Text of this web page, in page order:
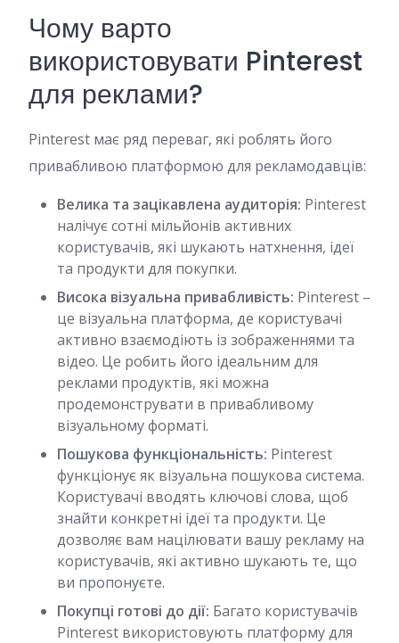
Чому варто
використовувати Pinterest
для реклами?
Pinterest має ряд переваг, які роблять його
привабливою платформою для рекламодавців:
Велика та зацікавлена аудиторія: Pinterest
налічує сотні мільйонів активних
користувачів, які шукають натхнення, ідеї
та продукти для покупки.
Висока візуальна привабливість: Pinterest –
це візуальна платформа, де користувачі
активно взаємодіють із зображеннями та
відео. Це робить його ідеальним для
реклами продуктів, які можна
продемонструвати в привабливому
візуальному форматі.
Пошукова функціональність: Pinterest
функціонує як візуальна пошукова система.
Користувачі вводять ключові слова, щоб
знайти конкретні ідеї та продукти. Це
дозволяє вам націлювати вашу рекламу на
користувачів, які активно шукають те, що
ви пропонуєте.
Покупці готові до дії: Багато користувачів
Pinterest використовують платформу для